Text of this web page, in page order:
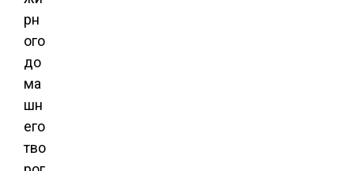
рн
ого
до
ма
шн
его
тво